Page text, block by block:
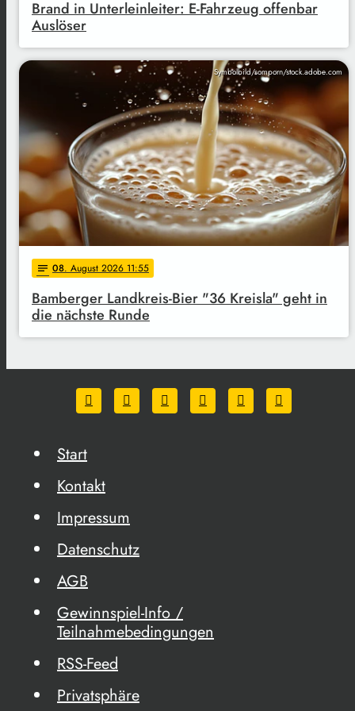
Brand in Unterleinleiter: E-Fahrzeug offenbar
Auslöser
Symbolbild/somporn/stock.adobe.com
notes 08. August 2026 11:55
Bamberger Landkreis-Bier "36 Kreisla" geht in
die nächste Runde
Start
Kontakt
Impressum
Datenschutz
AGB
Gewinnspiel-Info /
Teilnahmebedingungen
RSS-Feed
Privatsphäre